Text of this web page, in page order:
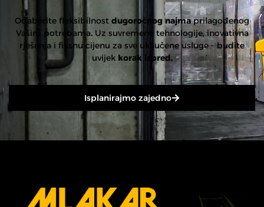
Odaberite fleksibilnost dugoročnog najmaprilagođenog
Vašim potrebama.Uz suvremene tehnologije, inovativna
rješenja i fiksnu cijenu za sve uključene usluge – budite
uvijekkorak ispred.
Isplanirajmo zajedno